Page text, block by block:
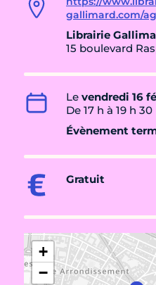
gallimard.com/
Librairie
15 boulevard
Le vendredi 16
De 17 h à 19 h 30
Évènement
Gratuit
+
−